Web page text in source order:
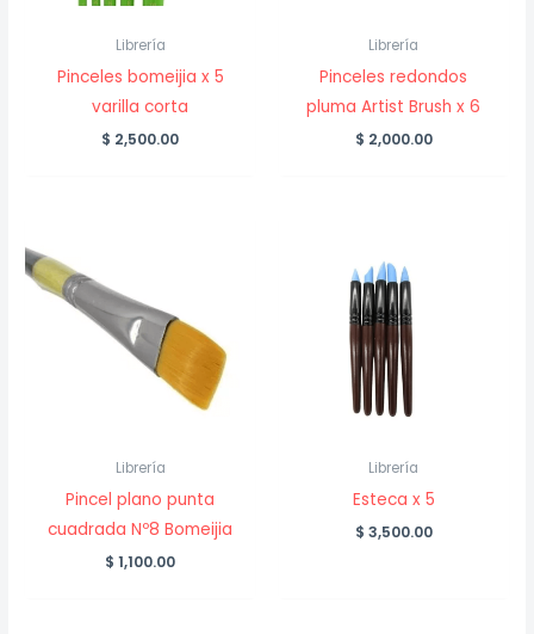
Librería
Pinceles bomeijia x 5
varilla corta
$ 2,500.00
Librería
Pinceles redondos
pluma Artist Brush x 6
$ 2,000.00
Librería
Pincel plano punta
cuadrada Nº8 Bomeijia
$ 1,100.00
Librería
Esteca x 5
$ 3,500.00